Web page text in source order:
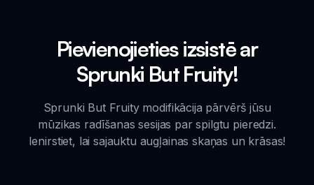
Pievienojieties izsistē ar
Sprunki But Fruity!
Sprunki But Fruity modifikācija pārvērš jūsu
mūzikas radīšanas sesijas par spilgtu pieredzi.
Ienirstiet, lai sajauktu augļainas skaņas un krāsas!